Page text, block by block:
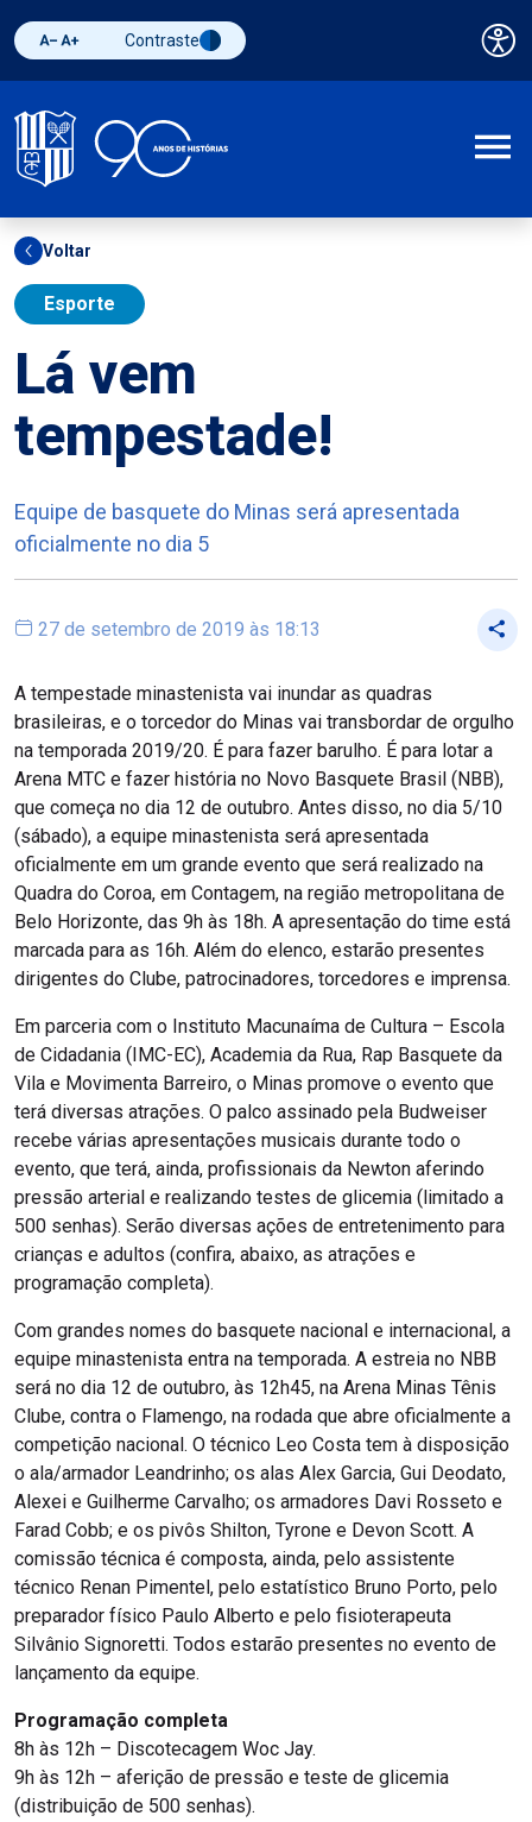
Diminuir fonte
Aumentar fonteAlternar contraste
Contraste
Voltar
Esporte
Lá vem
tempestade!
Equipe de basquete do Minas será apresentada
oficialmente no dia 5
27 de setembro de 2019 às 18:13
A tempestade minastenista vai inundar as quadras
brasileiras, e o torcedor do Minas vai transbordar de orgulho
na temporada 2019/20. É para fazer barulho. É para lotar a
Arena MTC e fazer história no Novo Basquete Brasil (NBB),
que começa no dia 12 de outubro. Antes disso, no dia 5/10
(sábado), a equipe minastenista será apresentada
oficialmente em um grande evento que será realizado na
Quadra do Coroa, em Contagem, na região metropolitana de
Belo Horizonte, das 9h às 18h. A apresentação do time está
marcada para as 16h. Além do elenco, estarão presentes
dirigentes do Clube, patrocinadores, torcedores e imprensa.
Em parceria com o Instituto Macunaíma de Cultura – Escola
de Cidadania (IMC-EC), Academia da Rua, Rap Basquete da
Vila e Movimenta Barreiro, o Minas promove o evento que
terá diversas atrações. O palco assinado pela Budweiser
recebe várias apresentações musicais durante todo o
evento, que terá, ainda, profissionais da Newton aferindo
pressão arterial e realizando testes de glicemia (limitado a
500 senhas). Serão diversas ações de entretenimento para
crianças e adultos (confira, abaixo, as atrações e
programação completa).
Com grandes nomes do basquete nacional e internacional, a
equipe minastenista entra na temporada. A estreia no NBB
será no dia 12 de outubro, às 12h45, na Arena Minas Tênis
Clube, contra o Flamengo, na rodada que abre oficialmente a
competição nacional. O técnico Leo Costa tem à disposição
o ala/armador Leandrinho; os alas Alex Garcia, Gui Deodato,
Alexei e Guilherme Carvalho; os armadores Davi Rosseto e
Farad Cobb; e os pivôs Shilton, Tyrone e Devon Scott. A
comissão técnica é composta, ainda, pelo assistente
técnico Renan Pimentel, pelo estatístico Bruno Porto, pelo
preparador físico Paulo Alberto e pelo fisioterapeuta
Silvânio Signoretti. Todos estarão presentes no evento de
lançamento da equipe.
Programação completa
8h às 12h – Discotecagem Woc Jay.
9h às 12h – aferição de pressão e teste de glicemia
(distribuição de 500 senhas).